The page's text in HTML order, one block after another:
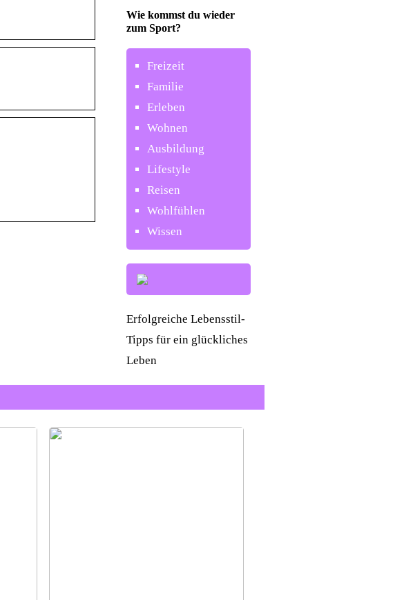
Wie kommst du wieder
zum Sport?
Freizeit
Familie
Erleben
Wohnen
Ausbildung
Lifestyle
Reisen
Wohlfühlen
Wissen
Erfolgreiche Lebensstil-
Tipps für ein glückliches
Leben